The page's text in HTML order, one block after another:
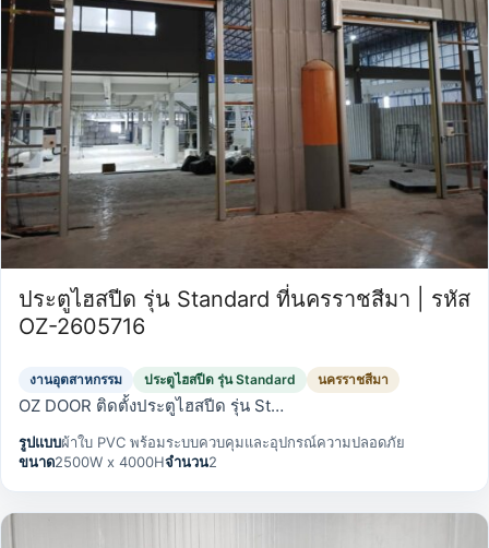
ประตูไฮสปีด รุ่น Standard ที่นครราชสีมา | รหัส
OZ-2605716
งานอุตสาหกรรม ประตูไฮสปีด รุ่น Standard นครราชสีมา
OZ DOOR ติดตั้งประตูไฮสปีด รุ่น St…
รูปแบบผ้าใบ PVC พร้อมระบบควบคุมและอุปกรณ์ความปลอดภัย
ขนาด2500W x 4000Hจำนวน2